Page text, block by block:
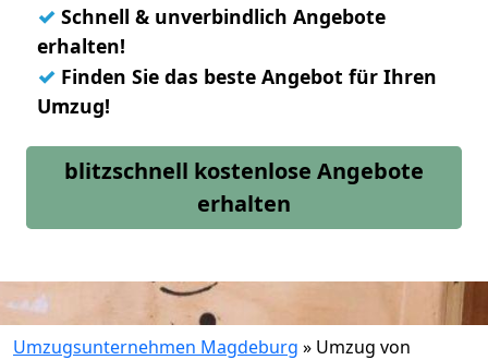
✓ Schnell & unverbindlich Angebote
erhalten!
✓ Finden Sie das beste Angebot für Ihren
Umzug!
blitzschnell kostenlose Angebote
erhalten
Umzugsunternehmen Magdeburg » Umzug von